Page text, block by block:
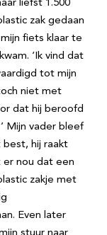
liefst 1.500
zak gedaan
fiets klaar te
‘Ik vind dat
tot mijn
niet met
dat hij beroofd
Mijn vader bleef
best, hij raakt
nou dat een
zakje met
Even later